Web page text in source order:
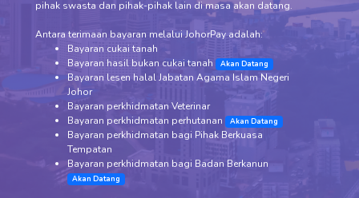
pihak swasta dan pihak-pihak lain di masa akan datang.
Antara terimaan bayaran melalui JohorPay adalah:
Bayaran cukai tanah
Bayaran hasil bukan cukai tanah
Akan Datang
Bayaran lesen halal Jabatan Agama Islam Negeri
Johor
Bayaran perkhidmatan Veterinar
Bayaran perkhidmatan perhutanan
Akan Datang
Bayaran perkhidmatan bagi Pihak Berkuasa
Tempatan
Bayaran perkhidmatan bagi Badan Berkanun
Akan Datang